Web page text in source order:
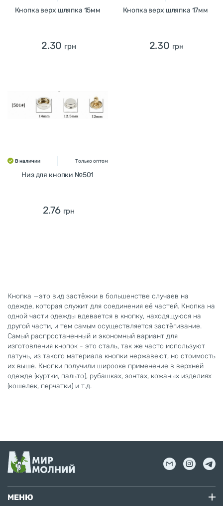
Кнопка верх шляпка 15мм
2.30 грн
Кнопка верх шляпка 17мм
2.30 грн
В наличии Только оптом
Низ для кнопки №501
2.76 грн
Кнопка —это вид застёжки в большенстве случаев на
одежде, которая служит для соединения её частей. Кнопка на
одной части одежды вдевается в кнопку, находящуюся на
другой части, и тем самым осуществляется застёгивание.
Самый распростаненный и экономный вариант для
изготовления кнопок - это сталь, так же часто используют
латунь, из такого материала кнопки нержавеют, но стоимость
их выше. Кнопки получили широоке применение в верхней
одежде (куртки, пальто), рубашках, зонтах, кожаных изделиях
(кошелек, перчатки) и т.д.
МЕНЮ